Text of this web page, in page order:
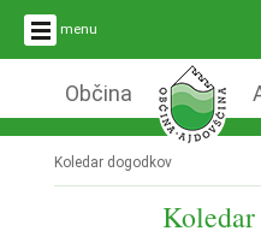
menu
Občina
Koledar dogodkov